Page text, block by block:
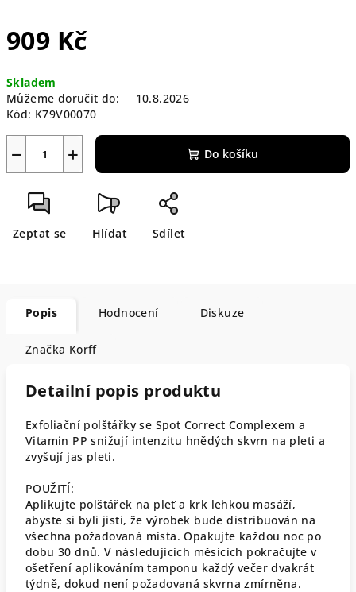
909 Kč
cena:
Skladem
Můžeme doručit do:
10.8.2026
Kód: K79V00070
+
− Do košíku
Zeptat se Hlídat Sdílet
Popis Hodnocení Diskuze
Značka Korff
Detailní popis produktu
Exfoliační polštářky se Spot Correct Complexem a
Vitamin PP snižují intenzitu hnědých skvrn na pleti a
zvyšují jas pleti.
POUŽITÍ:
Aplikujte polštářek na pleť a krk lehkou masáží,
abyste si byli jisti, že výrobek bude distribuován na
všechna požadovaná místa. Opakujte každou noc po
dobu 30 dnů. V následujících měsících pokračujte v
ošetření aplikováním tamponu každý večer dvakrát
týdně, dokud není požadovaná skvrna zmírněna.